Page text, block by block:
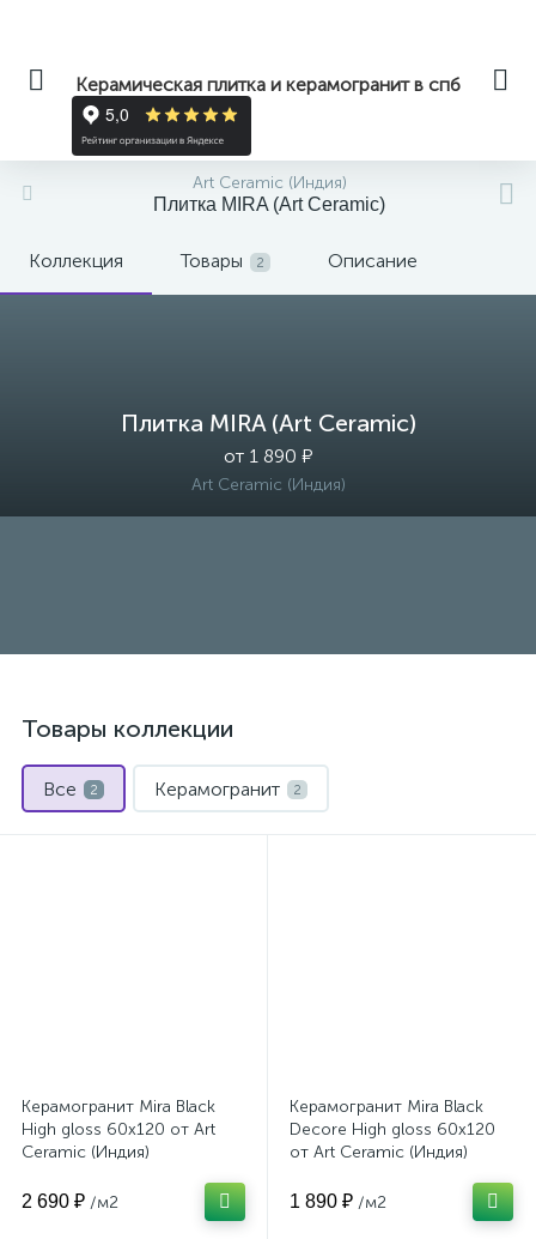
Керамическая плитка и керамогранит в спб
Art Ceramic (Индия)
Плитка MIRA (Art Ceramic)
Коллекция Товары 2 Описание
Плитка MIRA (Art Ceramic)
от 1 890 ₽
Art Ceramic (Индия)
Товары коллекции
Все 2 Керамогранит 2
Керамогранит Mira Black
High gloss 60x120 от Art
Ceramic (Индия)
2 690 ₽ /м2
Керамогранит Mira Black
Decore High gloss 60x120
от Art Ceramic (Индия)
1 890 ₽ /м2